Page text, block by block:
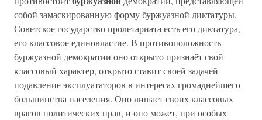
собой замаскированную форму буржуазной диктатуры.
Советское государство пролетариата есть его диктатура,
его классовое единовластие. В противоположность
буржуазной демократии оно открыто признаёт свой
классовый характер, открыто ставит своей задачей
подавление эксплуататоров в интересах громаднейшего
большинства населения. Оно лишает своих классовых
врагов политических прав, и оно может, при особых